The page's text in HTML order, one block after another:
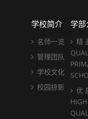
学校简介
名师一览
管理团队
学校文化
校园掠影
学
精
优
HIGH